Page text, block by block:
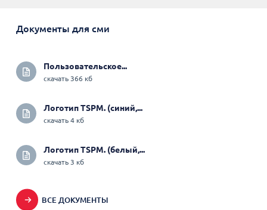
Документы для сми
Пользовательское...
скачать 366 кб
Логотип TSPM. (синий,...
скачать 4 кб
Логотип TSPM. (белый,...
скачать 3 кб
ВСЕ ДОКУМЕНТЫ